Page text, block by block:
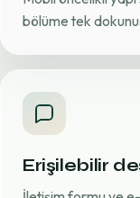
bölüme tek
Erişilebilir